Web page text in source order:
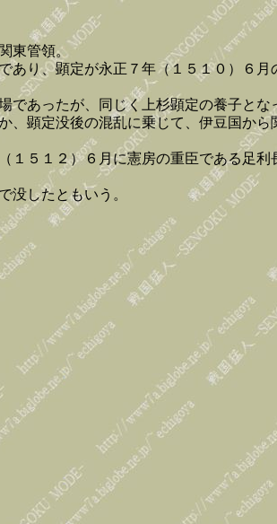
東管領。
あり、顕定が永正７年（１５１０）６月
であったが、同じく上杉顕定の養子とな
、顕定没後の混乱に乗じて、伊豆国から
１５１２）６月に憲房の重臣である足利
没したともいう。